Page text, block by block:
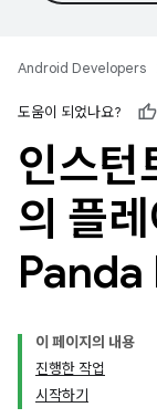
Android Developers
도움이 되었나요?
인스턴
의 플
Panda
이 페이지의 내용
진행한 작업
시작하기